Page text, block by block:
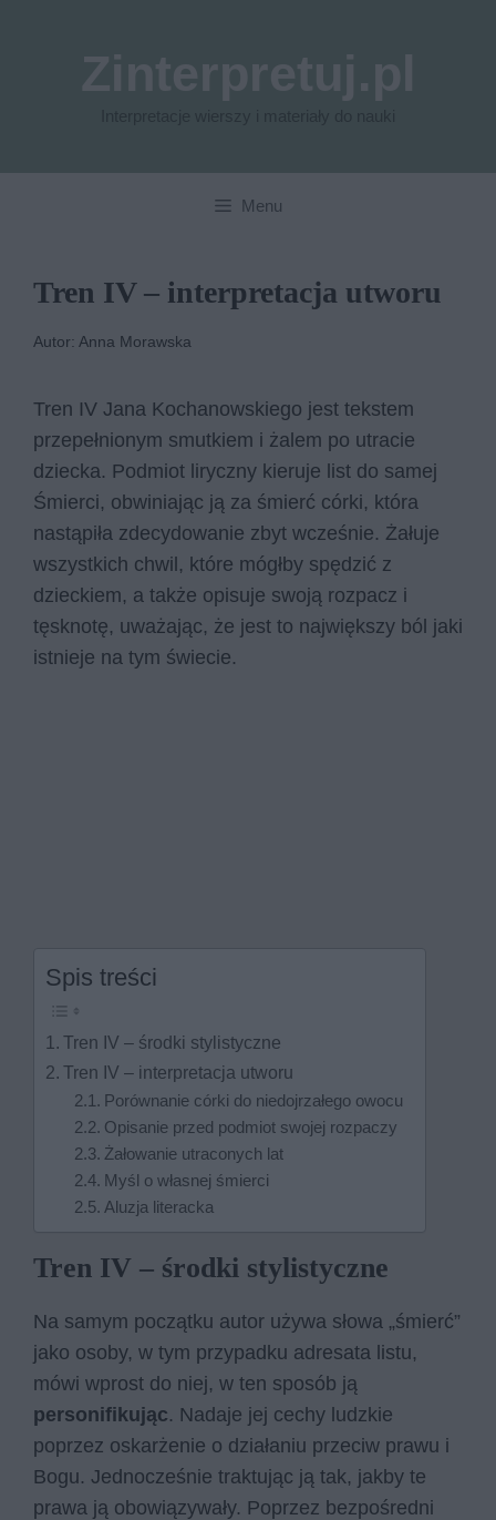
Menu
Tren IV – interpretacja utworu
Autor: Anna Morawska
Tren IV Jana Kochanowskiego jest tekstem
przepełnionym smutkiem i żalem po utracie
dziecka. Podmiot liryczny kieruje list do samej
Śmierci, obwiniając ją za śmierć córki, która
nastąpiła zdecydowanie zbyt wcześnie. Żałuje
wszystkich chwil, które mógłby spędzić z
dzieckiem, a także opisuje swoją rozpacz i
tęsknotę, uważając, że jest to największy ból jaki
istnieje na tym świecie.
Spis treści
Tren IV – środki stylistyczne
Tren IV – interpretacja utworu
Porównanie córki do niedojrzałego owocu
Opisanie przed podmiot swojej rozpaczy
Żałowanie utraconych lat
Myśl o własnej śmierci
Aluzja literacka
Tren IV – środki stylistyczne
Na samym początku autor używa słowa „śmierć”
jako osoby, w tym przypadku adresata listu,
mówi wprost do niej, w ten sposób ją
personifikując. Nadaje jej cechy ludzkie
poprzez oskarżenie o działaniu przeciw prawu i
Bogu. Jednocześnie traktując ją tak, jakby te
prawa ją obowiązywały. Poprzez bezpośredni